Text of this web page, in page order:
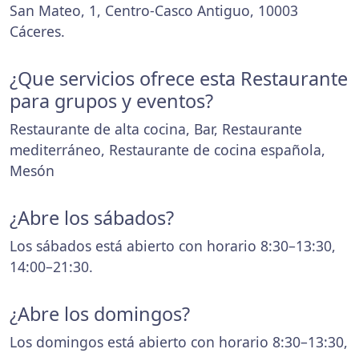
San Mateo, 1, Centro-Casco Antiguo, 10003
Cáceres.
¿Que servicios ofrece esta Restaurante
para grupos y eventos?
Restaurante de alta cocina, Bar, Restaurante
mediterráneo, Restaurante de cocina española,
Mesón
¿Abre los sábados?
Los sábados está abierto con horario 8:30–13:30,
14:00–21:30.
¿Abre los domingos?
Los domingos está abierto con horario 8:30–13:30,